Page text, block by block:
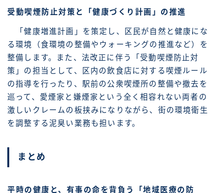
受動喫煙防止対策と「健康づくり計画」の推進
「健康増進計画」を策定し、区民が自然と健康にな
る環境（食環境の整備やウォーキングの推進など）を
整備します。また、法改正に伴う「受動喫煙防止対
策」の担当として、区内の飲食店に対する喫煙ルール
の指導を行ったり、駅前の公衆喫煙所の整備や撤去を
巡って、愛煙家と嫌煙家という全く相容れない両者の
激しいクレームの板挟みになりながら、街の環境衛生
を調整する泥臭い業務も担います。
まとめ
平時の健康と、有事の命を背負う「地域医療の防